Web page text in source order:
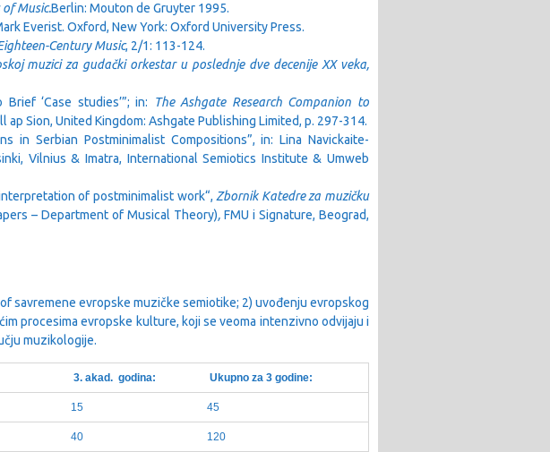
Music.Berlin: Mouton de Gruyter 1995.
Everist. Oxford, New York: Oxford University Press.
Century Music, 2/1: 113-124.
muzici za gudački orkestar u poslednje dve decenije XX veka,
‘Case studies’”; in:
The Ashgate Research Companion to
ap Sion, United Kingdom: Ashgate Publishing Limited, p. 297-314.
in Serbian Postminimalist Compositions”, in: Lina Navickaite-
Vilnius & Imatra, International Semiotics Institute & Umweb
of postminimalist work“,Zbornik Katedre za muzičku
– Department of Musical Theory),FMU i Signature, Beograd,
savremene evropske muzičke semiotike; 2) uvođenju evropskog
procesima evropske kulture, koji se veoma intenzivno odvijaju i
muzikologije.
3. akad. godina: Ukupno za 3 godine:
15 45
40 120